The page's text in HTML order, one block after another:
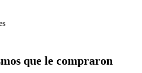
que le compraron